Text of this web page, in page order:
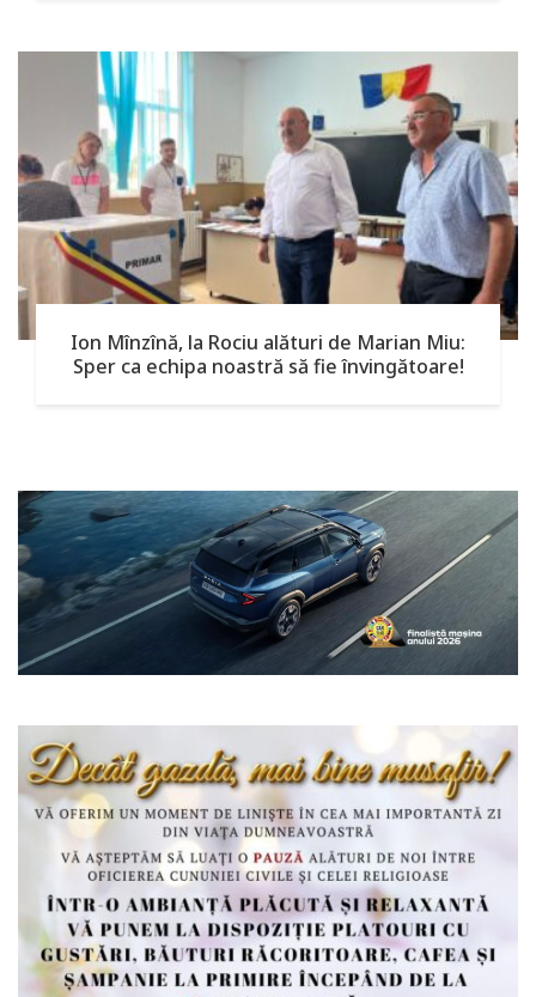
Ion Mînzînă, la Rociu alături de Marian Miu:
Sper ca echipa noastră să fie învingătoare!